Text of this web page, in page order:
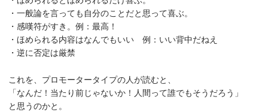
・一般論を言っても自分のことだと思って喜ぶ。
・感嘆符がすき。例：最高！
・ほめられる内容はなんでもいい 例：いい背中だねえ
・逆に否定は厳禁
これを、プロモータータイプの人が読むと、
「なんだ！当たり前じゃないか！人間って誰でもそうだろう」
と思うのかと。